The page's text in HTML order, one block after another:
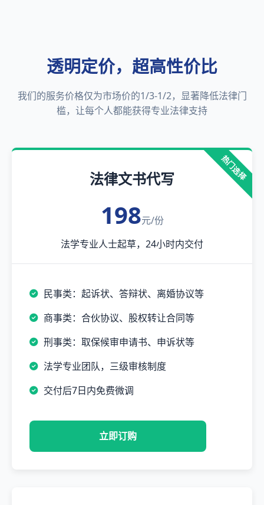
透明定价，超高性价比
我们的服务价格仅为市场价的1/3-1/2，显著降低法律门
槛，让每个人都能获得专业法律支持
热门选择
法律文书代写
198元/份
法学专业人士起草，24小时内交付
民事类：起诉状、答辩状、离婚协议等
商事类：合伙协议、股权转让合同等
刑事类：取保候审申请书、申诉状等
法学专业团队，三级审核制度
交付后7日内免费微调
立即订购